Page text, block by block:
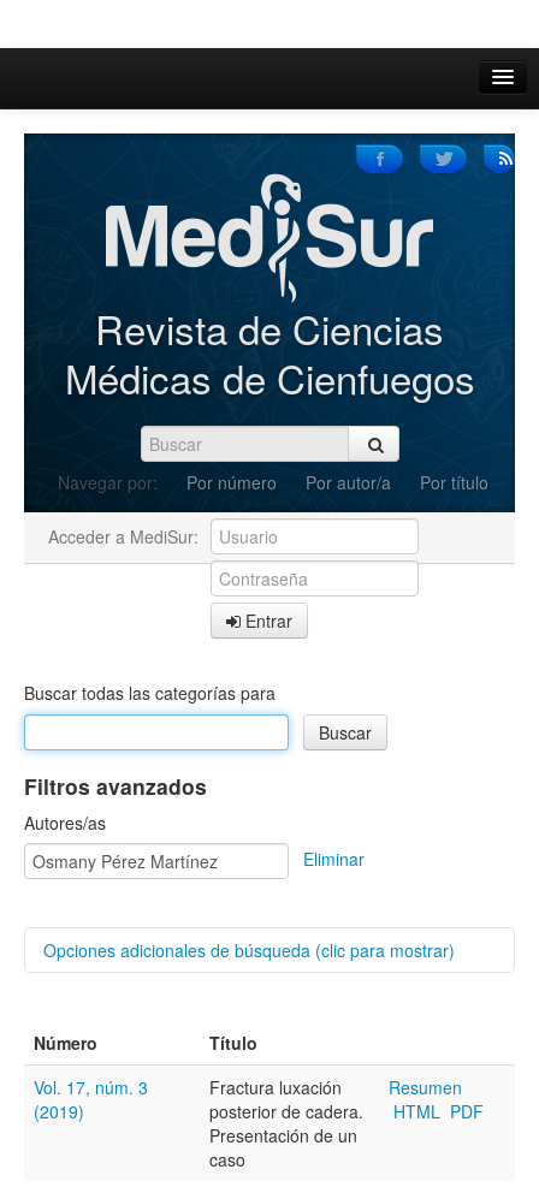
Inicio
Iniciar sesión
Registrarse
Revista de Ciencias
Médicas de Cienfuegos
Navegar por: Por número Por autor/a Por título
Acceder a MediSur:
Entrar
Buscar todas las categorías para
Filtros avanzados
Autores/as
Eliminar
Opciones adicionales de búsqueda (clic para mostrar)
Título
Número
Título
Vol. 17, núm. 3
(2019)
Fractura luxación
posterior de cadera.
Presentación de un
caso
Resumen
HTML PDF